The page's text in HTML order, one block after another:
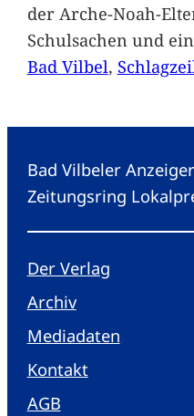
der Arche-Noah-
Schulsachen und
Bad Vilbel,
Bad Vilbeler
Zeitungsring
Der Verlag
Archiv
Mediadaten
Kontakt
AGB